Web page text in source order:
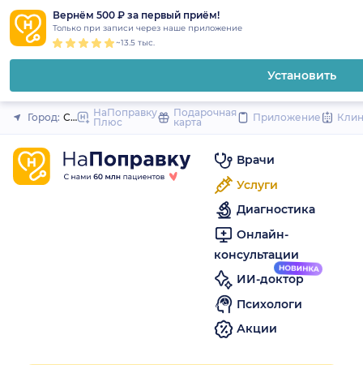
Вернём 500 ₽ за первый приём!
Только при записи через наше приложение
~13.5 тыс.
Установить
Закрыть
Город: Санкт-Петербург
НаПоправку
Плюс
Подарочная
карта
Приложение
Врачи
Услуги
Диагностика
Онлайн-
консультации
ИИ-доктор
Психологи
Акции